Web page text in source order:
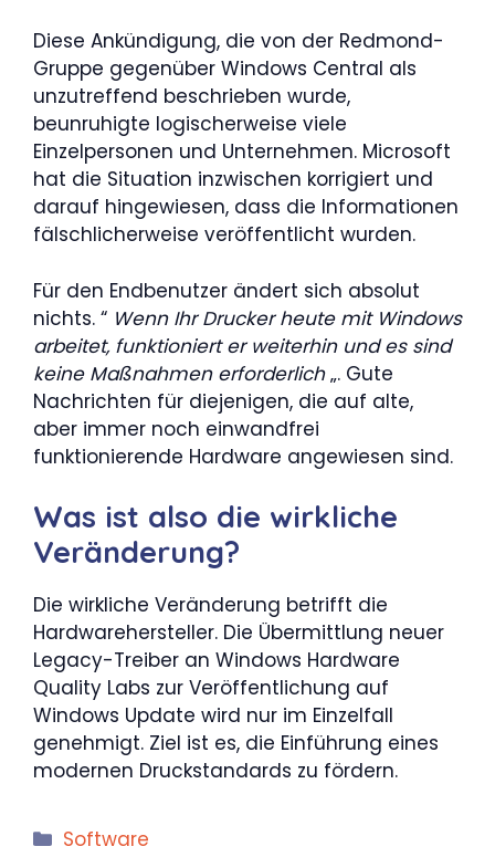
Diese Ankündigung, die von der Redmond-
Gruppe gegenüber Windows Central als
unzutreffend beschrieben wurde,
beunruhigte logischerweise viele
Einzelpersonen und Unternehmen. Microsoft
hat die Situation inzwischen korrigiert und
darauf hingewiesen, dass die Informationen
fälschlicherweise veröffentlicht wurden.
Für den Endbenutzer ändert sich absolut
nichts. “ Wenn Ihr Drucker heute mit Windows
arbeitet, funktioniert er weiterhin und es sind
keine Maßnahmen erforderlich„. Gute
Nachrichten für diejenigen, die auf alte,
aber immer noch einwandfrei
funktionierende Hardware angewiesen sind.
Was ist also die wirkliche
Veränderung?
Die wirkliche Veränderung betrifft die
Hardwarehersteller. Die Übermittlung neuer
Legacy-Treiber an Windows Hardware
Quality Labs zur Veröffentlichung auf
Windows Update wird nur im Einzelfall
genehmigt. Ziel ist es, die Einführung eines
modernen Druckstandards zu fördern.
Kategorien
Software